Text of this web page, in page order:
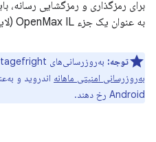
برای رمزگذاری و رمزگشایی رسانه،
به عنوان یک جزء OpenMax IL (لایه ادغام) پیاده سازی کنید.
توجه: به‌روزرسانی‌های Stagefright می‌توانند از طریق فرآیند
به‌روزرسانی امنیتی ماهانه اندروید و
Android رخ دهند.